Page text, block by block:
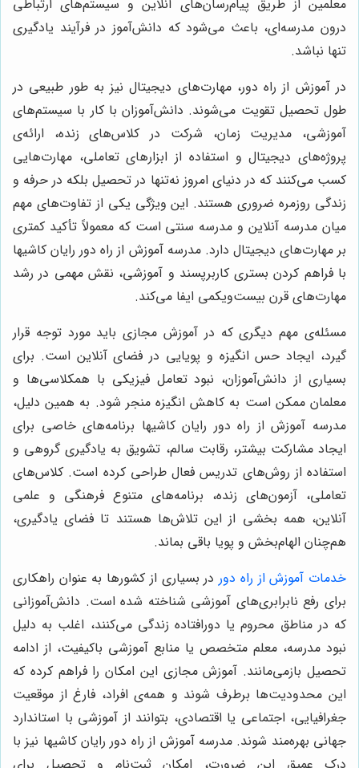
معلمین از طریق پیام‌رسان‌های آنلاین و سیستم‌های ارتباطی
درون مدرسه‌ای، باعث می‌شود که دانش‌آموز در فرآیند یادگیری
تنها نباشد.
در آموزش از راه دور، مهارت‌های دیجیتال نیز به طور طبیعی در
طول تحصیل تقویت می‌شوند. دانش‌آموزان با کار با سیستم‌های
آموزشی، مدیریت زمان، شرکت در کلاس‌های زنده، ارائه‌ی
پروژه‌های دیجیتال و استفاده از ابزارهای تعاملی، مهارت‌هایی
کسب می‌کنند که در دنیای امروز نه‌تنها در تحصیل بلکه در حرفه و
زندگی روزمره ضروری هستند. این ویژگی یکی از تفاوت‌های مهم
میان مدرسه آنلاین و مدرسه سنتی است که معمولاً تأکید کمتری
بر مهارت‌های دیجیتال دارد. مدرسه آموزش از راه دور رایان کاشیها
با فراهم کردن بستری کاربرپسند و آموزشی، نقش مهمی در رشد
مهارت‌های قرن بیست‌ویکمی ایفا می‌کند.
مسئله‌ی مهم دیگری که در آموزش مجازی باید مورد توجه قرار
گیرد، ایجاد حس انگیزه و پویایی در فضای آنلاین است. برای
بسیاری از دانش‌آموزان، نبود تعامل فیزیکی با همکلاسی‌ها و
معلمان ممکن است به کاهش انگیزه منجر شود. به همین دلیل،
مدرسه آموزش از راه دور رایان کاشیها برنامه‌های خاصی برای
ایجاد مشارکت بیشتر، رقابت سالم، تشویق به یادگیری گروهی و
استفاده از روش‌های تدریس فعال طراحی کرده است. کلاس‌های
تعاملی، آزمون‌های زنده، برنامه‌های متنوع فرهنگی و علمی
آنلاین، همه بخشی از این تلاش‌ها هستند تا فضای یادگیری،
هم‌چنان الهام‌بخش و پویا باقی بماند.
خدمات آموزش از راه دوردر بسیاری از کشورها به عنوان راهکاری
برای رفع نابرابری‌های آموزشی شناخته شده است. دانش‌آموزانی
که در مناطق محروم یا دورافتاده زندگی می‌کنند، اغلب به دلیل
نبود مدرسه، معلم متخصص یا منابع آموزشی باکیفیت، از ادامه
تحصیل بازمی‌مانند. آموزش مجازی این امکان را فراهم کرده که
این محدودیت‌ها برطرف شوند و همه‌ی افراد، فارغ از موقعیت
جغرافیایی، اجتماعی یا اقتصادی، بتوانند از آموزشی با استاندارد
جهانی بهره‌مند شوند. مدرسه آموزش از راه دور رایان کاشیها نیز با